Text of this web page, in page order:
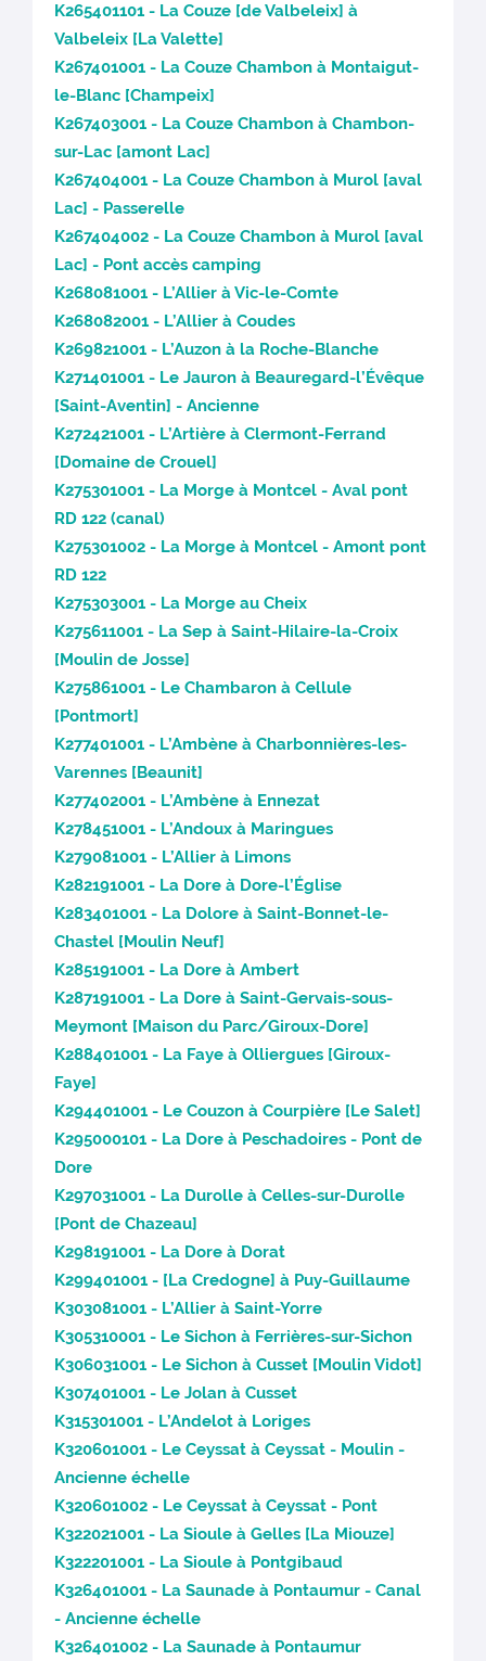
K265401101 - La Couze [de Valbeleix] à
Valbeleix [La Valette]
K267401001 - La Couze Chambon à Montaigut-
le-Blanc [Champeix]
K267403001 - La Couze Chambon à Chambon-
sur-Lac [amont Lac]
K267404001 - La Couze Chambon à Murol [aval
Lac] - Passerelle
K267404002 - La Couze Chambon à Murol [aval
Lac] - Pont accès camping
K268081001 - L’Allier à Vic-le-Comte
K268082001 - L’Allier à Coudes
K269821001 - L’Auzon à la Roche-Blanche
K271401001 - Le Jauron à Beauregard-l’Évêque
[Saint-Aventin] - Ancienne
K272421001 - L’Artière à Clermont-Ferrand
[Domaine de Crouel]
K275301001 - La Morge à Montcel - Aval pont
RD 122 (canal)
K275301002 - La Morge à Montcel - Amont pont
RD 122
K275303001 - La Morge au Cheix
K275611001 - La Sep à Saint-Hilaire-la-Croix
[Moulin de Josse]
K275861001 - Le Chambaron à Cellule
[Pontmort]
K277401001 - L’Ambène à Charbonnières-les-
Varennes [Beaunit]
K277402001 - L’Ambène à Ennezat
K278451001 - L’Andoux à Maringues
K279081001 - L’Allier à Limons
K282191001 - La Dore à Dore-l’Église
K283401001 - La Dolore à Saint-Bonnet-le-
Chastel [Moulin Neuf]
K285191001 - La Dore à Ambert
K287191001 - La Dore à Saint-Gervais-sous-
Meymont [Maison du Parc/Giroux-Dore]
K288401001 - La Faye à Olliergues [Giroux-
Faye]
K294401001 - Le Couzon à Courpière [Le Salet]
K295000101 - La Dore à Peschadoires - Pont de
Dore
K297031001 - La Durolle à Celles-sur-Durolle
[Pont de Chazeau]
K298191001 - La Dore à Dorat
K299401001 - [La Credogne] à Puy-Guillaume
K303081001 - L’Allier à Saint-Yorre
K305310001 - Le Sichon à Ferrières-sur-Sichon
K306031001 - Le Sichon à Cusset [Moulin Vidot]
K307401001 - Le Jolan à Cusset
K315301001 - L’Andelot à Loriges
K320601001 - Le Ceyssat à Ceyssat - Moulin -
Ancienne échelle
K320601002 - Le Ceyssat à Ceyssat - Pont
K322021001 - La Sioule à Gelles [La Miouze]
K322201001 - La Sioule à Pontgibaud
K326401001 - La Saunade à Pontaumur - Canal
- Ancienne échelle
K326401002 - La Saunade à Pontaumur